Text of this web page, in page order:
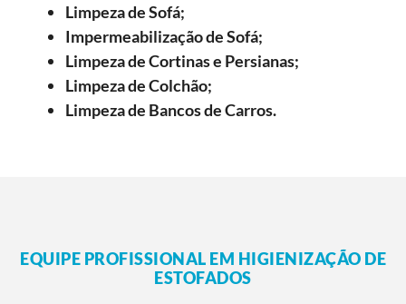
Limpeza de Sofá;
Impermeabilização de Sofá;
Limpeza de Cortinas e Persianas;
Limpeza de Colchão;
Limpeza de Bancos de Carros.
EQUIPE PROFISSIONAL EM HIGIENIZAÇÃO DE
ESTOFADOS